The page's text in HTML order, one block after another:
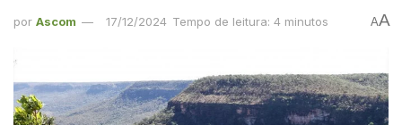
por Ascom 17/12/2024 Tempo de leitura: 4 minutos AA